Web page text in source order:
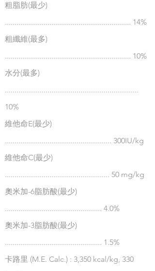
粗脂肪(最少)
................................................................. 14%
粗纖維(最多)
................................................................. 10%
水分(最多)
.....................................................................
10%
維他命E(最少)
....................................................... 300IU/kg
維他命C(最少)
...................................................... 50 mg/kg
奧米加-6脂肪酸(最少)
.................................................. 4.0%
奧米加-3脂肪酸(最少)
.................................................. 1.5%
卡路里 (M.E. Calc.) : 3,350 kcal/kg, 330